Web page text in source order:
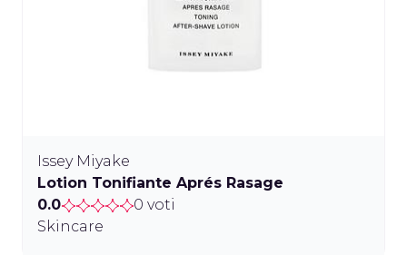
Issey Miyake
Lotion Tonifiante Aprés Rasage
0.0
0 voti
Skincare